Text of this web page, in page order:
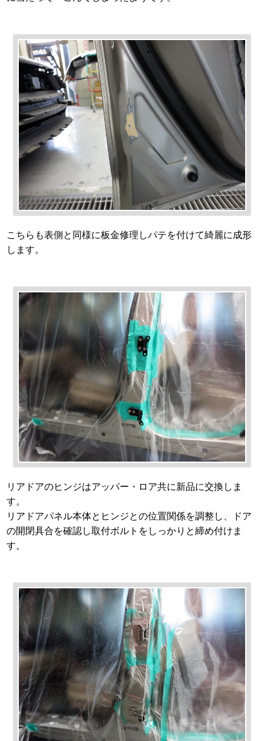
こちらも表側と同様に板金修理しパテを付けて綺麗に成形
します。
リアドアのヒンジはアッパー・ロア共に新品に交換しま
す。
リアドアパネル本体とヒンジとの位置関係を調整し、ドア
の開閉具合を確認し取付ボルトをしっかりと締め付けま
す。